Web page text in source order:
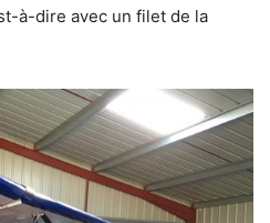
à-dire avec un filet de la